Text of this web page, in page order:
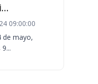
09:00:00
de mayo,